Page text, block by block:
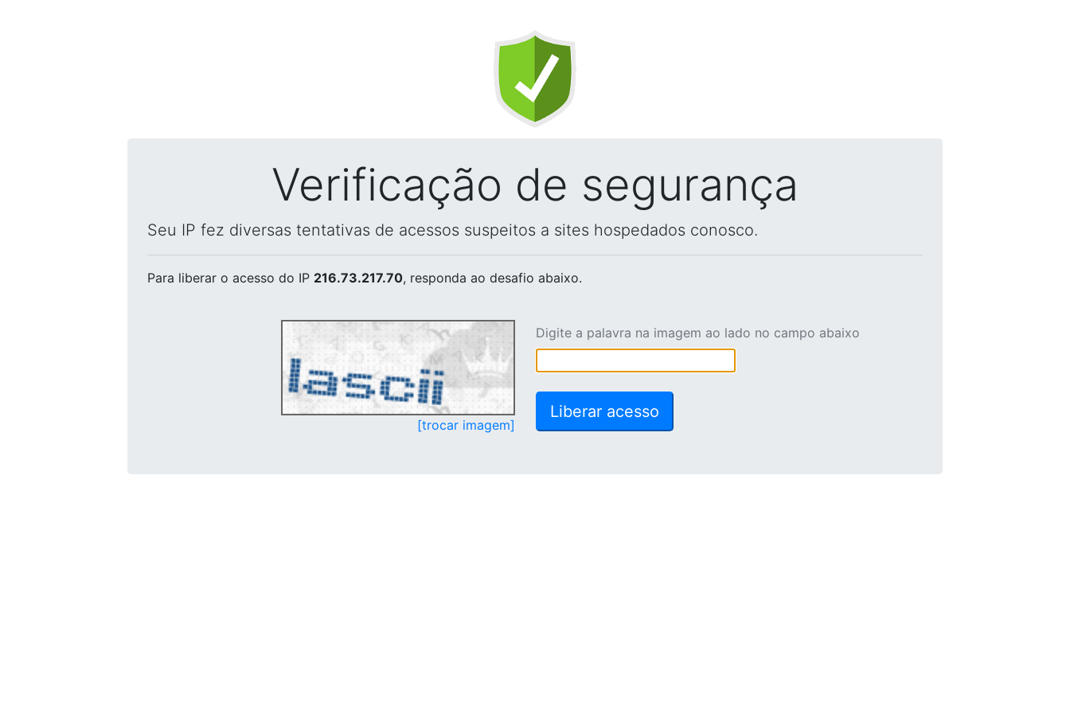
Verificação de segurança
Seu IP fez diversas tentativas de acessos suspeitos a sites hospedados conosco.
Para liberar o acesso do IP 216.73.217.70, responda ao desafio abaixo.
[trocar imagem]
Digite a palavra na imagem ao lado no campo abaixo